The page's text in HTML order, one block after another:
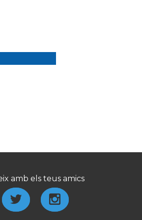
amb els teus amics